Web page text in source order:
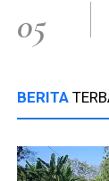
05
BERITA